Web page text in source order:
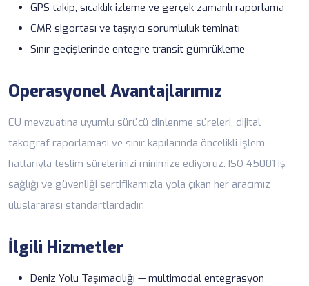
GPS takip, sıcaklık izleme ve gerçek zamanlı raporlama
CMR sigortası ve taşıyıcı sorumluluk teminatı
Sınır geçişlerinde entegre transit gümrükleme
Operasyonel Avantajlarımız
EU mevzuatına uyumlu sürücü dinlenme süreleri, dijital
takograf raporlaması ve sınır kapılarında öncelikli işlem
hatlarıyla teslim sürelerinizi minimize ediyoruz. ISO 45001 iş
sağlığı ve güvenliği sertifikamızla yola çıkan her aracımız
uluslararası standartlardadır.
İlgili Hizmetler
Deniz Yolu Taşımacılığı — multimodal entegrasyon